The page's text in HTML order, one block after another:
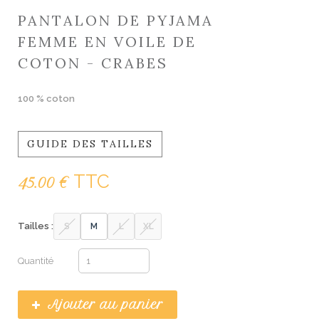
PANTALON DE PYJAMA
FEMME EN VOILE DE
COTON - CRABES
100 % coton
GUIDE DES TAILLES
45.00 €TTC
Tailles : S M L XL
Quantité
Ajouter au panier